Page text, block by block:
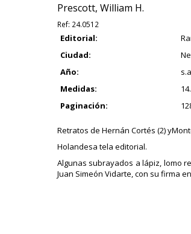
Prescott, William H.
Ref: 24.0512
Editorial:
Ciudad:
Año:
Medidas:
Paginación:
Retratos de Hernán Cortés (2)
Holandesa tela editorial.
Algunas subrayados a lápiz, lomo
Juan Simeón Vidarte, con su firma